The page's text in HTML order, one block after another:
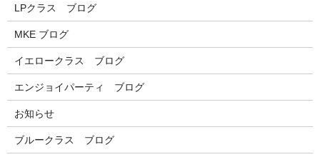
LPクラス ブログ
MKE ブログ
イエロークラス ブログ
エンジョイパーティ ブログ
お知らせ
ブルークラス ブログ